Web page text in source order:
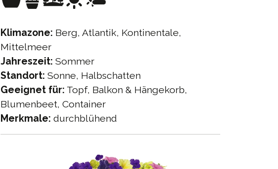
Klimazone: Berg, Atlantik, Kontinentale,
Mittelmeer
Jahreszeit: Sommer
Standort: Sonne, Halbschatten
Geeignet für: Topf, Balkon & Hängekorb,
Blumenbeet, Container
Merkmale: durchblühend